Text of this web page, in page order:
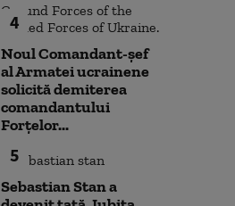
4
Noul Comandant-șef
al Armatei ucrainene
solicită demiterea
comandantului
Forțelor...
5
Sebastian Stan a